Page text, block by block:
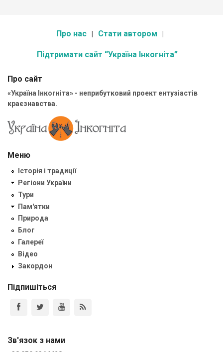
Про нас Стати автором
Підтримати сайт “Україна Інкогніта”
Про сайт
«Україна Інкогніта» - неприбутковий проект ентузіастів
краєзнавства.
Меню
Історія і традиції
Регіони України
Тури
Пам'ятки
Природа
Блог
Галереї
Відео
Закордон
Підпишіться
Зв'язок з нами